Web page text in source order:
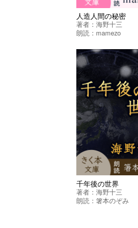
人造人間の秘密
著者： 海野十三
朗読： mamezo
千年後の世界
著者： 海野十三
朗読： 箸本のぞみ